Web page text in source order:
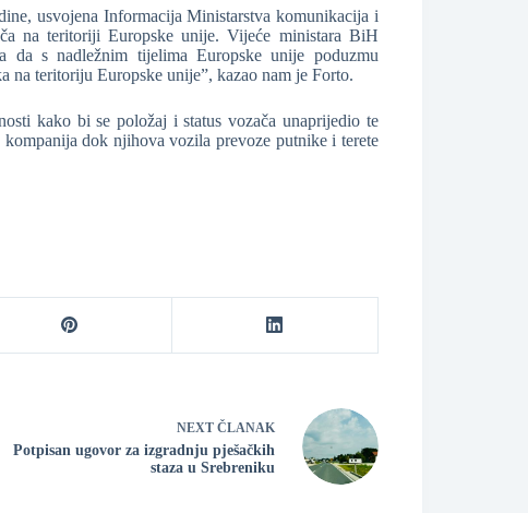
usvojena Informacija Ministarstva komunikacija i
na teritoriji Europske unije. Vijeće ministara BiH
da s nadležnim tijelima Europske unije poduzmu
teritoriju Europske unije”, kazao nam je Forto.
kako bi se položaj i status vozača unaprijedio te
dok njihova vozila prevoze putnike i terete
NEXT ČLANAK
Potpisan ugovor za izgradnju pješačkih
staza u Srebreniku